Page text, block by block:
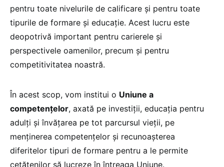
pentru toate nivelurile de calificare și pentru toate
tipurile de formare și educație. Acest lucru este
deopotrivă important pentru carierele și
perspectivele oamenilor, precum și pentru
competitivitatea noastră.
În acest scop, vom institui o Uniune a
competențelor, axată pe investiții, educația pentru
adulți și învățarea pe tot parcursul vieții, pe
menținerea competențelor și recunoașterea
diferitelor tipuri de formare pentru a le permite
cetățenilor să lucreze în întreaga Uniune.